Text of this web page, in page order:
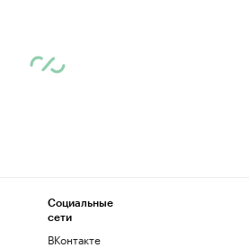
Социальные
сети
ВКонтакте